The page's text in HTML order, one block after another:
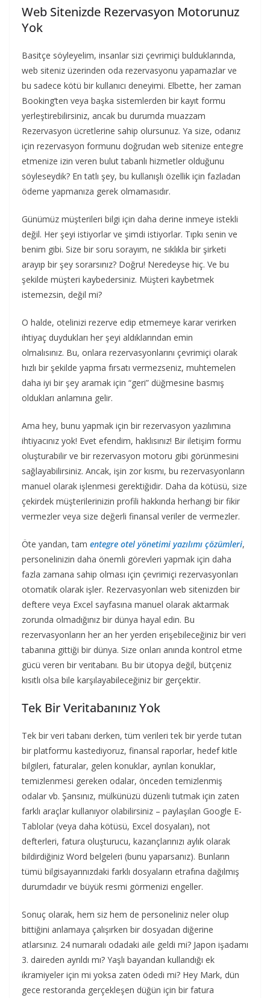
Web Sitenizde Rezervasyon Motorunuz
Yok
Basitçe söyleyelim, insanlar sizi çevrimiçi bulduklarında,
web siteniz üzerinden oda rezervasyonu yapamazlar ve
bu sadece kötü bir kullanıcı deneyimi. Elbette, her zaman
Booking’ten veya başka sistemlerden bir kayıt formu
yerleştirebilirsiniz, ancak bu durumda muazzam
Rezervasyon ücretlerine sahip olursunuz. Ya size, odanız
için rezervasyon formunu doğrudan web sitenize entegre
etmenize izin veren bulut tabanlı hizmetler olduğunu
söyleseydik? En tatlı şey, bu kullanışlı özellik için fazladan
ödeme yapmanıza gerek olmamasıdır.
Günümüz müşterileri bilgi için daha derine inmeye istekli
değil. Her şeyi istiyorlar ve şimdi istiyorlar. Tıpkı senin ve
benim gibi. Size bir soru sorayım, ne sıklıkla bir şirketi
arayıp bir şey sorarsınız? Doğru! Neredeyse hiç. Ve bu
şekilde müşteri kaybedersiniz. Müşteri kaybetmek
istemezsin, değil mi?
O halde, otelinizi rezerve edip etmemeye karar verirken
ihtiyaç duydukları her şeyi aldıklarından emin
olmalısınız. Bu, onlara rezervasyonlarını çevrimiçi olarak
hızlı bir şekilde yapma fırsatı vermezseniz, muhtemelen
daha iyi bir şey aramak için “geri” düğmesine basmış
oldukları anlamına gelir.
Ama hey, bunu yapmak için bir rezervasyon yazılımına
ihtiyacınız yok! Evet efendim, haklısınız! Bir iletişim formu
oluşturabilir ve bir rezervasyon motoru gibi görünmesini
sağlayabilirsiniz. Ancak, işin zor kısmı, bu rezervasyonların
manuel olarak işlenmesi gerektiğidir. Daha da kötüsü, size
çekirdek müşterilerinizin profili hakkında herhangi bir fikir
vermezler veya size değerli finansal veriler de vermezler.
Öte yandan, tam entegre otel yönetimi yazılımı çözümleri,
personelinizin daha önemli görevleri yapmak için daha
fazla zamana sahip olması için çevrimiçi rezervasyonları
otomatik olarak işler. Rezervasyonları web sitenizden bir
deftere veya Excel sayfasına manuel olarak aktarmak
zorunda olmadığınız bir dünya hayal edin. Bu
rezervasyonların her an her yerden erişebileceğiniz bir veri
tabanına gittiği bir dünya. Size onları anında kontrol etme
gücü veren bir veritabanı. Bu bir ütopya değil, bütçeniz
kısıtlı olsa bile karşılayabileceğiniz bir gerçektir.
Tek Bir Veritabanınız Yok
Tek bir veri tabanı derken, tüm verileri tek bir yerde tutan
bir platformu kastediyoruz, finansal raporlar, hedef kitle
bilgileri, faturalar, gelen konuklar, ayrılan konuklar,
temizlenmesi gereken odalar, önceden temizlenmiş
odalar vb. Şansınız, mülkünüzü düzenli tutmak için zaten
farklı araçlar kullanıyor olabilirsiniz – paylaşılan Google E-
Tablolar (veya daha kötüsü, Excel dosyaları), not
defterleri, fatura oluşturucu, kazançlarınızı aylık olarak
bildirdiğiniz Word belgeleri (bunu yaparsanız). Bunların
tümü bilgisayarınızdaki farklı dosyaların etrafına dağılmış
durumdadır ve büyük resmi görmenizi engeller.
Sonuç olarak, hem siz hem de personeliniz neler olup
bittiğini anlamaya çalışırken bir dosyadan diğerine
atlarsınız. 24 numaralı odadaki aile geldi mi? Japon işadamı
3. daireden ayrıldı mı? Yaşlı bayandan kullandığı ek
ikramiyeler için mi yoksa zaten ödedi mi? Hey Mark, dün
gece restoranda gerçekleşen düğün için bir fatura